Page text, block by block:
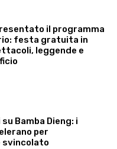
il programma
festa gratuita in
leggende e
Bamba Dieng: i
per
svincolato